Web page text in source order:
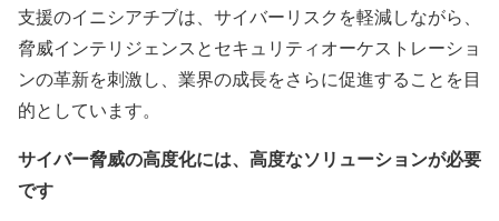
支援のイニシアチブは、サイバーリスクを軽減しながら、
脅威インテリジェンスとセキュリティオーケストレーショ
ンの革新を刺激し、業界の成長をさらに促進することを目
的としています。
サイバー脅威の高度化には、高度なソリューションが必要
です